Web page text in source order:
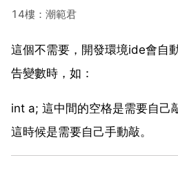
14樓：潮範君
這個不需要，開發環境ide會自
告變數時，如：
int a; 這中間的空格是需要自己
這時候是需要自己手動敲。